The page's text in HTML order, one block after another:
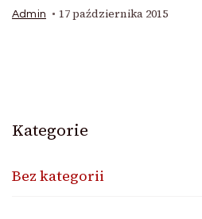
Admin 17 października 2015
Kategorie
Bez kategorii